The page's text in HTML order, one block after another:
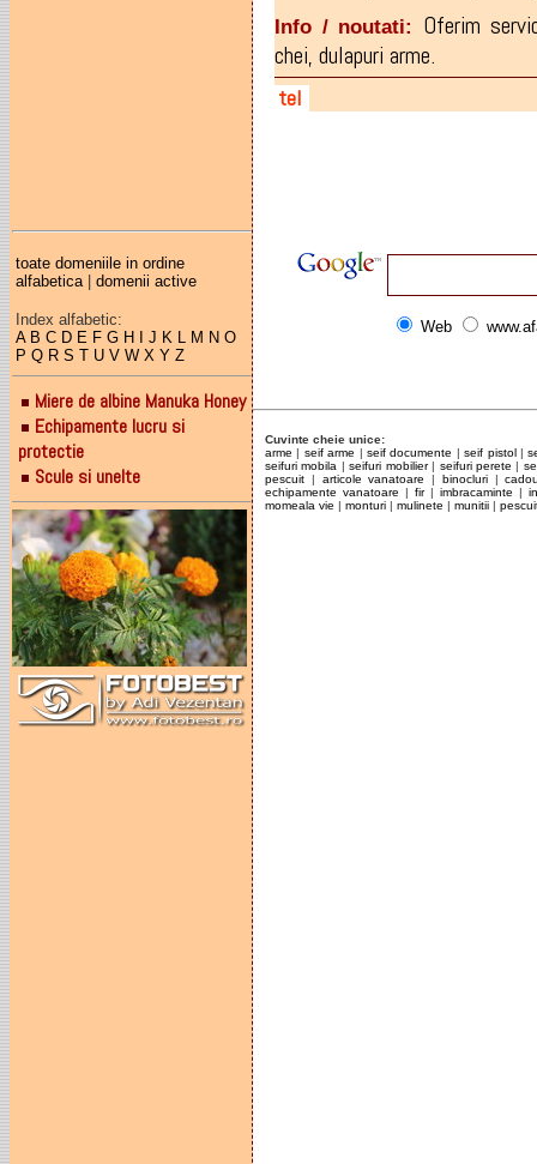
toate domeniile in ordine
alfabetica| domenii active
Index alfabetic:
A B C D E F G H J K L M N O
P Q R S T U V W X Y Z
Miere de albine Manuka Honey
Echipamente lucru si
protectie
Scule si unelte
Info / noutati: Oferim
chei, dulapuri arme.
tel
Web
Cuvinte cheie unice:
arme | seif arme |seif documente |seif pistol|
seifuri mobila |seifuri mobilier| seifuri perete |
pescuit | articole vanatoare | binocluri|
echipamente vanatoare | fir| imbracaminte |
momeala vie | monturi | mulinete | munitii |